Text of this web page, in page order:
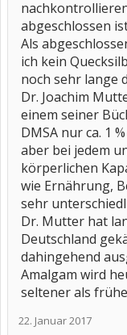
abgeschlossen
Als
ich kein
noch sehr lange
Dr. Joachim
einem seiner
DMSA nur ca. 1
aber bei jedem
körperlichen
wie Ernährung,
sehr
Dr. Mutter hat
Deutschland
dahingehend
Amalgam wird
seltener als
22. Januar 2017